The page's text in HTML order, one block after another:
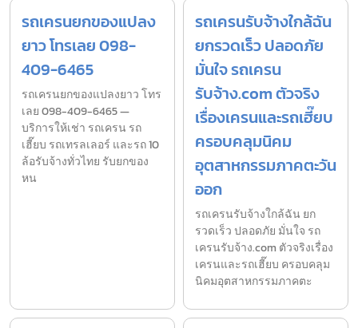
รถเครนยกของแปลง
ยาว โทรเลย 098-
409-6465
รถเครนยกของแปลงยาว โทร
เลย 098-409-6465 —
บริการให้เช่า รถเครน รถ
เฮี๊ยบ รถเทรลเลอร์ และรถ 10
ล้อรับจ้างทั่วไทย รับยกของ
หน
รถเครนรับจ้างใกล้ฉัน
ยกรวดเร็ว ปลอดภัย
มั่นใจ รถเครน
รับจ้าง.com ตัวจริง
เรื่องเครนและรถเฮี๊ยบ
ครอบคลุมนิคม
อุตสาหกรรมภาคตะวัน
ออก
รถเครนรับจ้างใกล้ฉัน ยก
รวดเร็ว ปลอดภัย มั่นใจ รถ
เครนรับจ้าง.com ตัวจริงเรื่อง
เครนและรถเฮี๊ยบ ครอบคลุม
นิคมอุตสาหกรรมภาคตะ